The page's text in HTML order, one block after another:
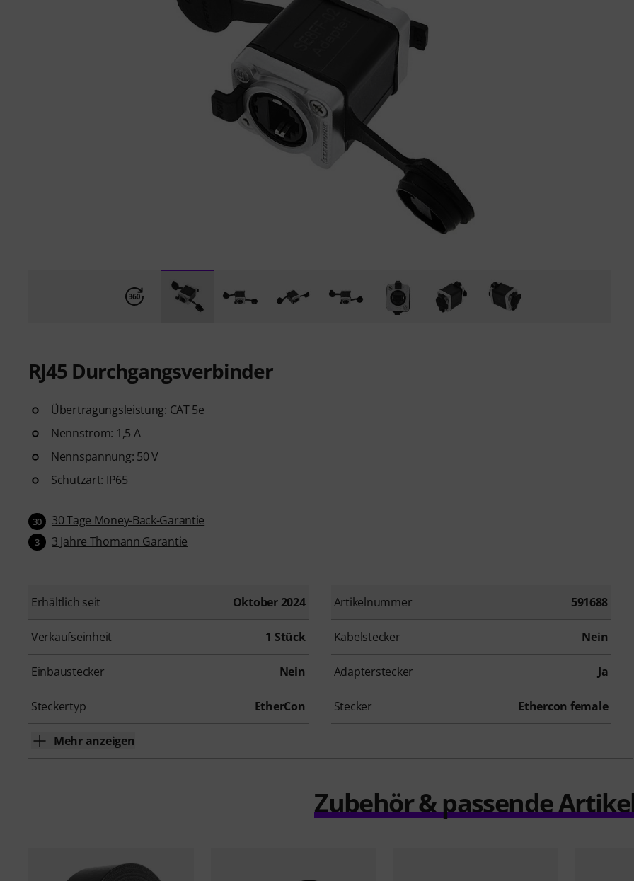
RJ45 Durchgangsverbinder
Übertragungsleistung: CAT 5e
Nennstrom: 1,5 A
Nennspannung: 50 V
Schutzart: IP65
30 30 Tage Money-Back-Garantie
3 3 Jahre Thomann Garantie
Erhältlich seit Oktober 2024 Artikelnummer 591688
Verkaufseinheit 1 Stück Kabelstecker Nein
Einbaustecker Nein Adapterstecker Ja
Steckertyp EtherCon Stecker Ethercon female
Mehr anzeigen
Zubehör & passende